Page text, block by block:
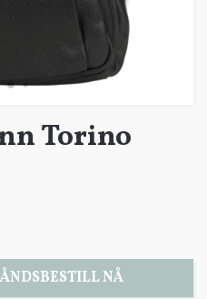
Torino
NÅ